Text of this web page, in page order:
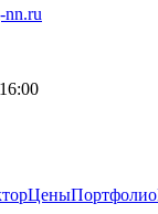
nn.ru
ЦеныПортфолио